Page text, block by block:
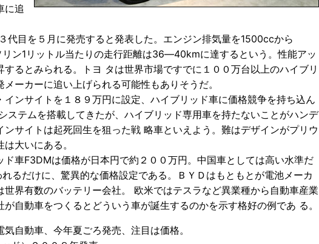
に追
目を５月に発売すると発表した。エンジン排気量を1500ccから
ン1リットル当たりの走行距離は36―40kmに達するという。性能アッ
るとみられる。トヨ タは世界市場ですでに１００万台以上のハイブリ
ーカーに追い上げられる可能性もありそうだ。
ンサイトを１８９万円に設定、ハイブリッド車に価格競争を持ち込ん
ステムを搭載してきたが、ハイブリッド専用車を持たないことがハンデ
サイトは起死回生を狙った戦 略車といえよう。難はデザインがプリウ
大いにある。
車F3DMは価格が日本円で約２００万円。中国車としては高い水準だ
るだけに、驚異的な価格設定である。ＢＹＤはもともとが電池メーカ
界有数のバッテリー会社。 欧米ではテスラなど異業種から自動車産業
自動車をつくるとどういう車が誕生するのかを示す格好の例であ る。
自動車、今年夏ごろ発売、注目は価格。